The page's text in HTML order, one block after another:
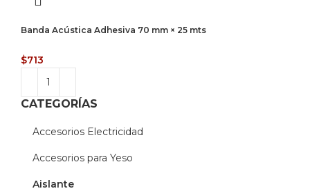
Banda Acústica Adhesiva 70 mm × 25 mts
$713
CATEGORÍAS
Accesorios Electricidad
Accesorios para Yeso
Aislante